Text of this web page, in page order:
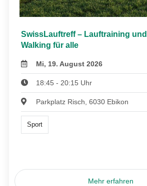
SwissLauftreff – Lauftraining
Walking für alle
Mi, 19. August 2026
18:45 - 20:15 Uhr
Parkplatz Risch, 6030 Ebikon
Sport
Mehr erfahren